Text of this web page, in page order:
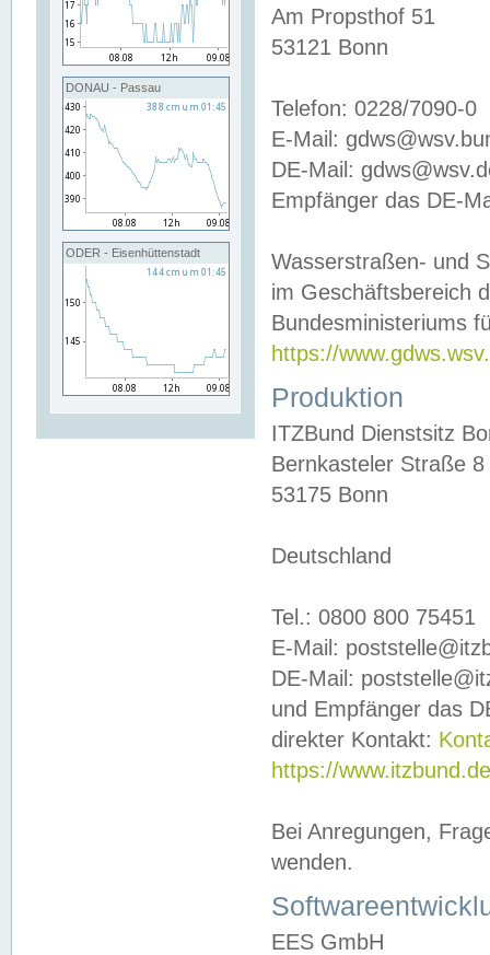
DONAU - Passau
ODER - Eisenhüttenstadt
Am Propsthof 51
53121 Bonn
Telefon: 0228/7090-0
E-Mail:
DE-Mail:
Empfänger das DE-
Wasserstraßen- und
im Geschäftsbereich
Bundesministeriums
https://
Produktion
ITZBund Dienstsitz
Bernkasteler Straße 8
53175 Bonn
Deutschland
Tel.: 0800 800 75451
E-Mail:
DE-Mail:
und Empfänger das
direkter Kontakt:
https://
Bei Anregungen,
wenden.
EES GmbH